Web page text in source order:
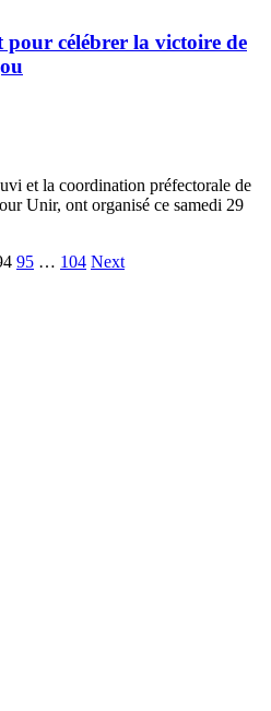
pour célébrer la victoire de
et la coordination préfectorale de
Unir, ont organisé ce samedi 29
95 … 104 Next